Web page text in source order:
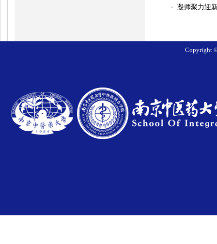
・ 凝师聚力迎
Copyright